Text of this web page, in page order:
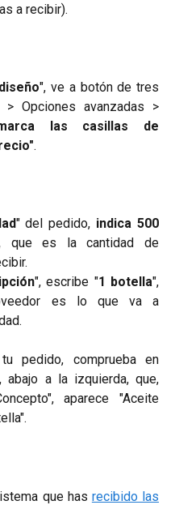
a recibir).
", ve a botón de tres
Opciones avanzadas >
las casillas de
.
" del pedido, indica 500
que es la cantidad de
", escribe "1 botella",
es lo que va a
pedido, comprueba en
, abajo a la izquierda, que,
aparece "Aceite
que has recibido las